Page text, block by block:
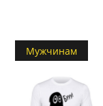
Мужчинам